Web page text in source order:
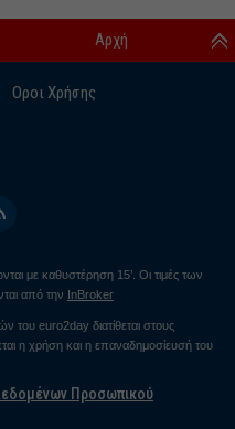
Οροι Χρήσης
Αρχή
με καθυστέρηση 15’. Οι τιμές των
από την InBroker
του euro2day διατίθεται στους
η χρήση και η επαναδημοσίευσή του
Προσωπικού